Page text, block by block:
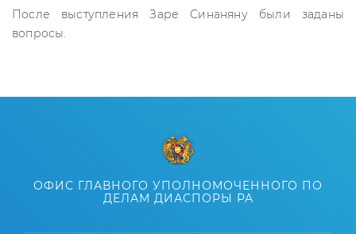
После выступления Заре Синаняну были заданы
вопросы.
ОФИС ГЛАВНОГО УПОЛНОМОЧЕННОГО ПО
ДЕЛАМ ДИАСПОРЫ РА